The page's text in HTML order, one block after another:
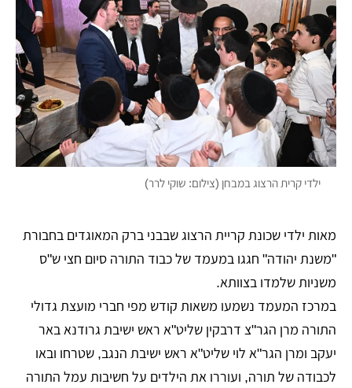
ילדי קרית הרצוג במבחן (צילום: שוקי לרר)
מאות ילדי שכונת קריית הרצוג שבבני ברק המאוגדים בחבורת
"משנת יהודה" חגגו במעמד של כבוד התורה סיום חצי ש"ס
משניות שלמדו בצוותא.
במרכז המעמד נשמעו משאות קודש מפי חברי מועצת גדולי
התורה מרן הגר"צ דרבקין שליט"א ראש ישיבת גרודנא באר
יעקב ומרן הגר"א לוי שליט"א ראש ישיבת הנגב, שטרחו ובאו
לכבודה של תורה, ועוררו את הילדים על חשיבות עמל התורה